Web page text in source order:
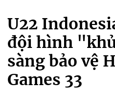
U22
đội hình
sàng bảo vệ
Games 33